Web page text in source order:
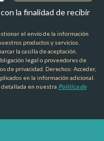
la finalidad de recibir
el envío de la información
productos y servicios.
la casilla de aceptación.
legal o proveedores de
de privacidad. Derechos: Acceder,
en la información adicional.
detallada en nuestra Política de